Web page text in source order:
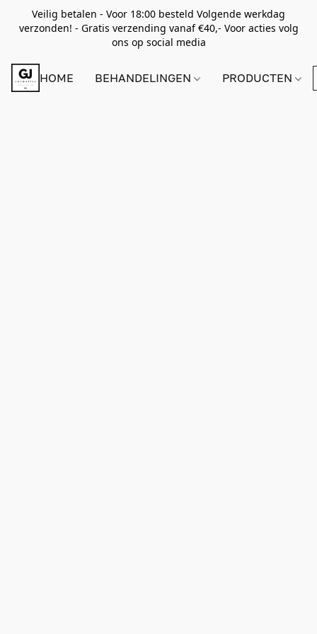
Veilig betalen - Voor 18:00 besteld Volgende werkdag
verzonden! - Gratis verzending vanaf €40,- Voor acties volg
ons op social media
HOME BEHANDELINGEN PRODUCTEN